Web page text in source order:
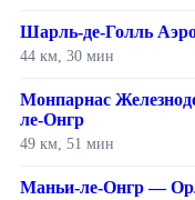
Шарль-де-Голль
44 км, 30 мин
Монпарнас
ле-Онгр
49 км, 51 мин
Маньи-ле-Онгр —